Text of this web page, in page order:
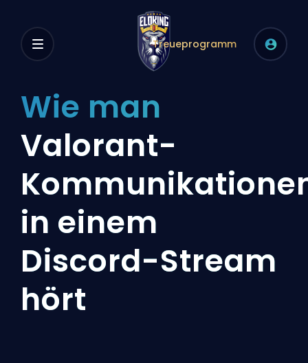
Treueprogramm
Wie man
Valorant-
in einem
Discord-Stream
hört